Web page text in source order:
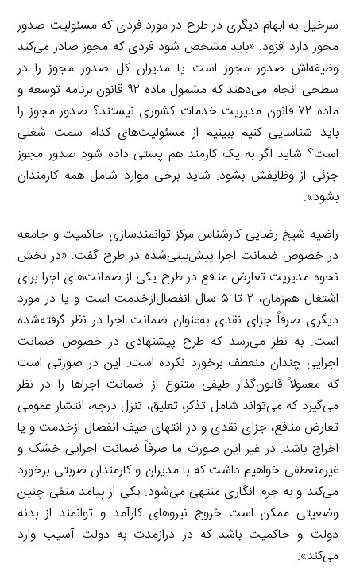
سرخیل به ابهام دیگری در طرح در مورد فردی که مسئولیت صدور
مجوز دارد افزود: «باید مشخص شود فردی که مجوز صادر می‌کند
وظیفه‌اش صدور مجوز است یا مدیران کل صدور مجوز را در
سطحی انجام می‌دهند که مشمول ماده ۹۲ قانون برنامه توسعه و
ماده ۷۲ قانون مدیریت خدمات کشوری نیستند؟ صدور مجوز را
باید شناسایی کنیم ببینیم از مسئولیت‌های کدام سمت شغلی
است؟ شاید اگر به یک کارمند هم پستی داده شود صدور مجوز
جزئی از وظایفش بشود. شاید برخی موارد شامل همه کارمندان
بشود».
راضیه شیخ رضایی کارشناس مرکز توانمندسازی حاکمیت و جامعه
در خصوص ضمانت اجرا پیش‌بینی‌شده در طرح گفت: «در بخش
نحوه مدیریت تعارض منافع در طرح یکی از ضمانت‌های اجرا برای
اشتغال هم‌زمان، ۲ تا ۵ سال انفصال‌ازخدمت است و یا در مورد
دیگری صرفاً جزای نقدی به‌عنوان ضمانت اجرا در نظر گرفته‌شده
است. به نظر می‌رسد که طرح پیشنهادی در خصوص ضمانت
اجرایی چندان منعطف برخورد نکرده است. این در صورتی است
که معمولاً قانون‌گذار طیفی متنوع از ضمانت اجراها را در نظر
می‌گیرد که می‌تواند شامل تذکر، تعلیق، تنزل درجه، انتشار عمومی
تعارض منافع، جزای نقدی و در انتهای طیف انفصال‌ ازخدمت و یا
اخراج باشد. در غیر این صورت ما صرفاً ضمانت اجرایی خشک و
غیرمنعطفی خواهیم داشت که با مدیران و کارمندان ضربتی برخورد
می‌کند و به جرم انگاری منتهی می‌شود. یکی از پیامد منفی چنین
وضعیتی ممکن است خروج نیروهای کارآمد و توانمند از بدنه
دولت و حاکمیت باشد که در درازمدت به دولت آسیب وارد
می‌کند».